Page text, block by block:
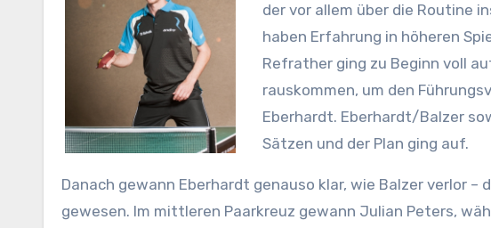
der vor allem über die Routine
haben Erfahrung in höheren
Refrather ging zu Beginn voll
rauskommen, um den
Eberhardt. Eberhardt/Balzer
Sätzen und der Plan ging auf.
Danach gewann Eberhardt genauso klar, wie Balzer verlor
gewesen. Im mittleren Paarkreuz gewann Julian Peters,